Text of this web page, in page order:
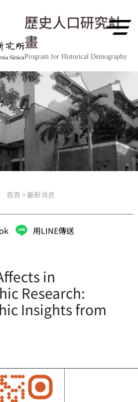
歷史人口研究計
畫
Program for Historical Demography
首頁 > 最新消息
用LINE傳送
in
Research:
Insights from